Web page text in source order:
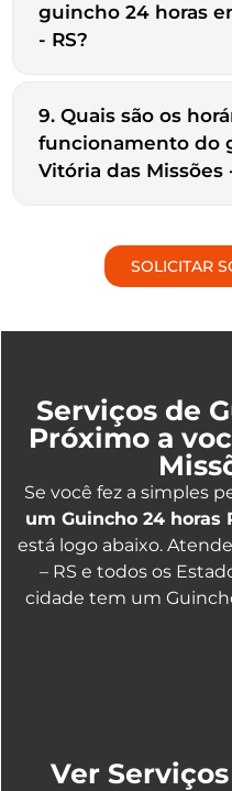
guincho 24 horas
- RS?
9. Quais são os
funcionamento do
Vitória das Missões
SOLICITAR
Serviços de
Próximo a
Se você fez a simples
um Guincho 24 horas
está logo abaixo.
– RS e todos os
cidade tem um
Ver